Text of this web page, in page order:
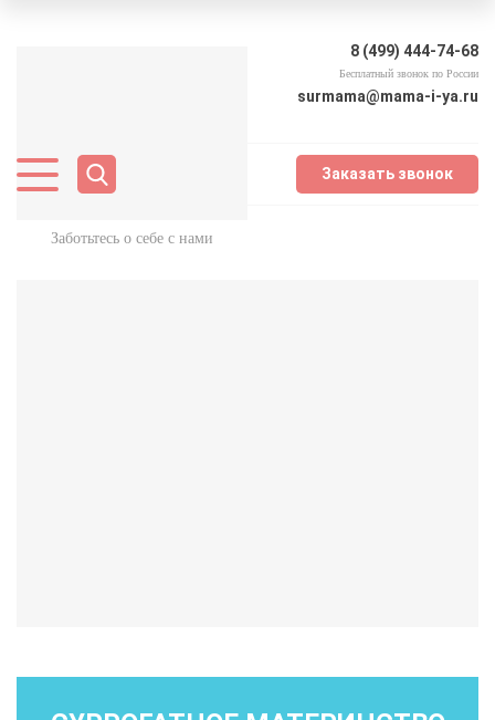
Заботьтесь о себе с нами
8 (499) 444-74-68
Бесплатный звонок по России
surmama@mama-i-ya.ru
Заказать звонок